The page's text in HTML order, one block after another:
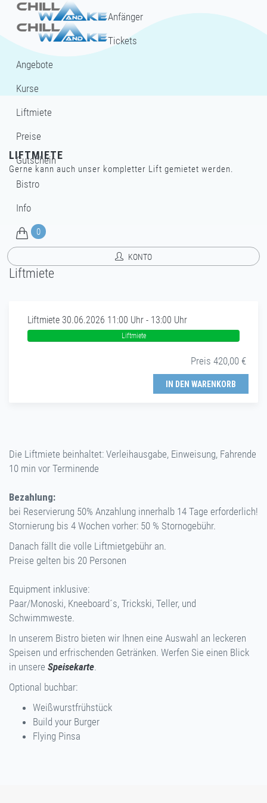
Anfänger
Tickets
Angebote
Kurse
Liftmiete
Preise
Gutschein
Bistro
Info
0
KONTO
LIFTMIETE
Gerne kann auch unser kompletter Lift gemietet werden.
Liftmiete
Liftmiete 30.06.2026 11:00 Uhr - 13:00 Uhr
Liftmiete
Preis 420,00 €
IN DEN WARENKORB
Die Liftmiete beinhaltet: Verleihausgabe, Einweisung, Fahrende
10 min vor Terminende
Bezahlung:
bei Reservierung 50% Anzahlung innerhalb 14 Tage erforderlich!
Stornierung bis 4 Wochen vorher: 50 % Stornogebühr.
Danach fällt die volle Liftmietgebühr an.
Preise gelten bis 20 Personen
Equipment inklusive:
Paar/Monoski, Kneeboard´s, Trickski, Teller, und
Schwimmweste.
In unserem Bistro bieten wir Ihnen eine Auswahl an leckeren
Speisen und erfrischenden Getränken. Werfen Sie einen Blick
in unsere Speisekarte.
Optional buchbar:
Weißwurstfrühstück
Build your Burger
Flying Pinsa